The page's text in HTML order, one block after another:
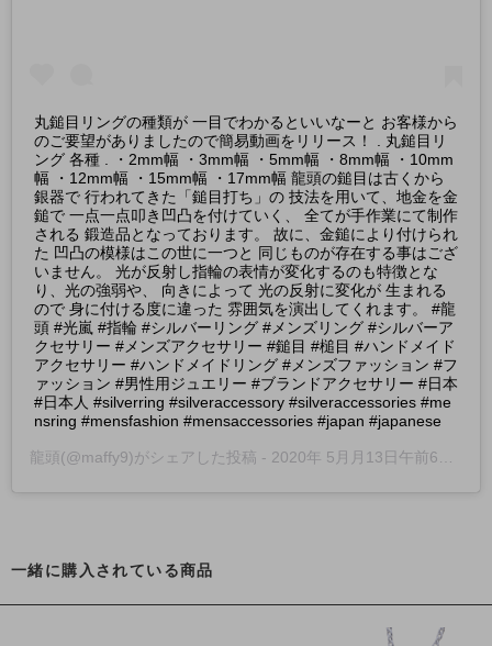
丸鎚目リングの種類が 一目でわかるといいなーと お客様から
のご要望がありましたので簡易動画をリリース！ . 丸鎚目リ
ング 各種 . ・2mm幅 ・3mm幅 ・5mm幅 ・8mm幅 ・10mm
幅 ・12mm幅 ・15mm幅 ・17mm幅 龍頭の鎚目は古くから
銀器で 行われてきた「鎚目打ち」の 技法を用いて、地金を金
鎚で 一点一点叩き凹凸を付けていく、 全てが手作業にて制作
される 鍛造品となっております。 故に、金鎚により付けられ
た 凹凸の模様はこの世に一つと 同じものが存在する事はござ
いません。 光が反射し指輪の表情が変化するのも特徴とな
り、光の強弱や、 向きによって 光の反射に変化が 生まれる
ので 身に付ける度に違った 雰囲気を演出してくれます。 #龍
頭 #光嵐 #指輪 #シルバーリング #メンズリング #シルバーア
クセサリー #メンズアクセサリー #鎚目 #槌目 #ハンドメイド
アクセサリー #ハンドメイドリング #メンズファッション #フ
ァッション #男性用ジュエリー #ブランドアクセサリー #日本
#日本人 #silverring #silveraccessory #silveraccessories #me
nsring #mensfashion #mensaccessories #japan #japanese
龍頭(@maffy9)がシェアした投稿 - 2020年 5月月13日午前6時35分PDT
一緒に購入されている商品